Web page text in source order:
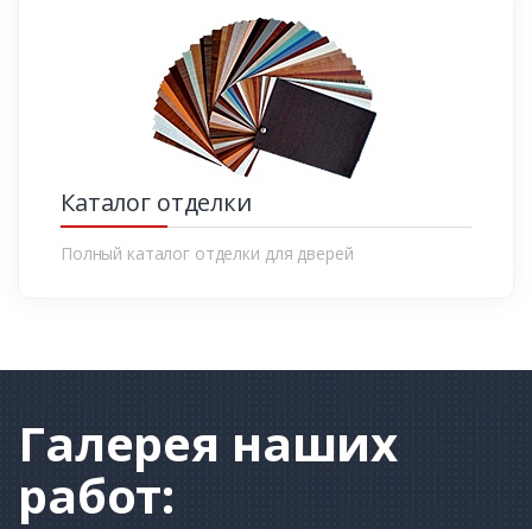
Каталог отделки
Полный каталог отделки для дверей
Галерея наших
работ: